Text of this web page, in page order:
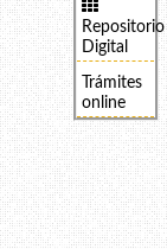
Repositorio
Digital
Trámites
online